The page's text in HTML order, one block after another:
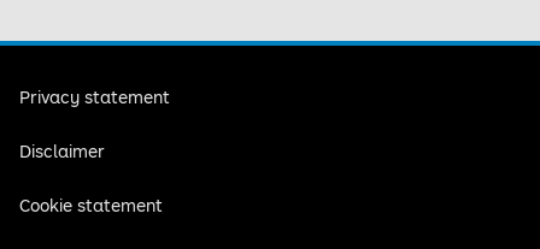
Privacy statement
Disclaimer
Cookie statement